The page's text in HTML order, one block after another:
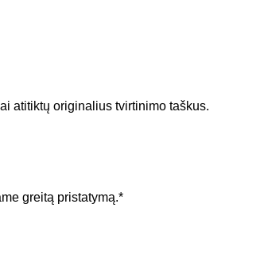
atitiktų originalius tvirtinimo taškus.
greitą pristatymą.*